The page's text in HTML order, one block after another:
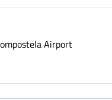
Airport